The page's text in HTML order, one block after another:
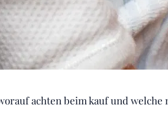
achten beim kauf und